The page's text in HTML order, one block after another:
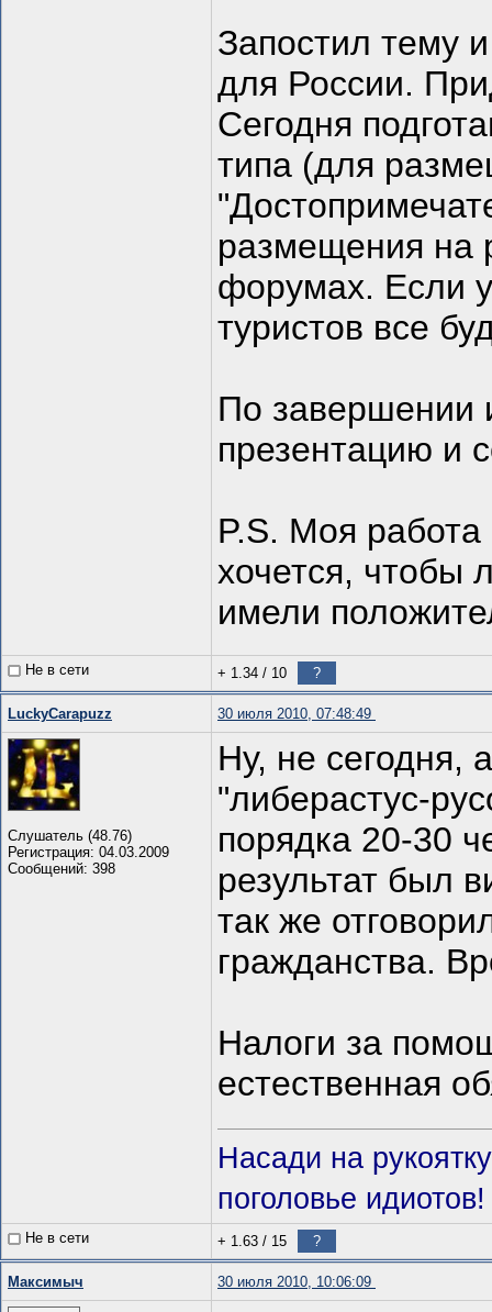
Запостил тему
для России.
Сегодня
типа (для
размещения на
форумах. Если
туристов все
По завершении
презентацию и
P.S. Моя работа
хочется, чтобы
имели
Не в сети + 1.34 / 10 ?
LuckyCarapuzz 30 июля 2010, 07:48:49
Слушатель (48.76)
Регистрация: 04.03.2009
Сообщений: 398
Ну, не сегодня,
"либерастус-
порядка 20-30
результат был
так же
гражданства.
Налоги за
естественная
Насади на
поголовье идиотов!
Не в сети + 1.63 / 15 ?
Максимыч 30 июля 2010, 10:06:09